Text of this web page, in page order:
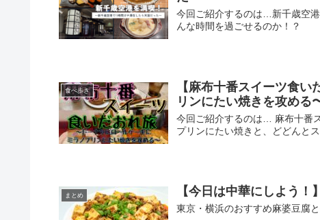
今回ご紹介するのは…新千歳空
んな時間を過ごせるのか！？
食べ歩き
【麻布十番スイーツ食
リンにたい焼きを攻める
今回ご紹介するのは… 麻布十番
プリンにたい焼きと、どどんと
まとめ 【今日は中華にしよう
東京・横浜のおすすめ麻婆豆腐